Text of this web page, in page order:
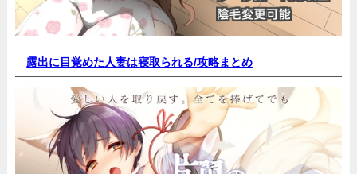
露出に目覚めた人妻は寝取られる/攻略まとめ